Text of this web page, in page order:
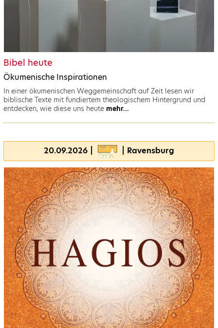
Bibel heute
Ökumenische Inspirationen
In einer ökumenischen Weggemeinschaft auf Zeit lesen wir
biblische Texte mit fundiertem theologischem Hintergrund und
entdecken, wie diese uns heutemehr...
20.09.2026 | | Ravensburg